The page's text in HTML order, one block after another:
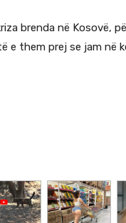
brenda në Kosovë,
e them prej se jam në